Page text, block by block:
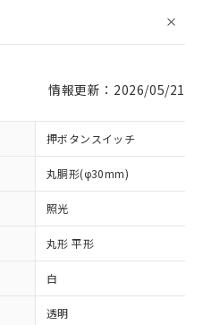
情報更新：2026/05/21
押ボタンスイッチ
丸胴形(φ30mm)
照光
丸形 平形
白
透明